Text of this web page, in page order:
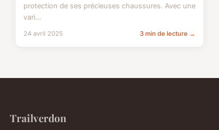
protection de ses précieuses chaussures. Avec une
vari...
24 avril 2025 3 min de lecture →
Trailverdon